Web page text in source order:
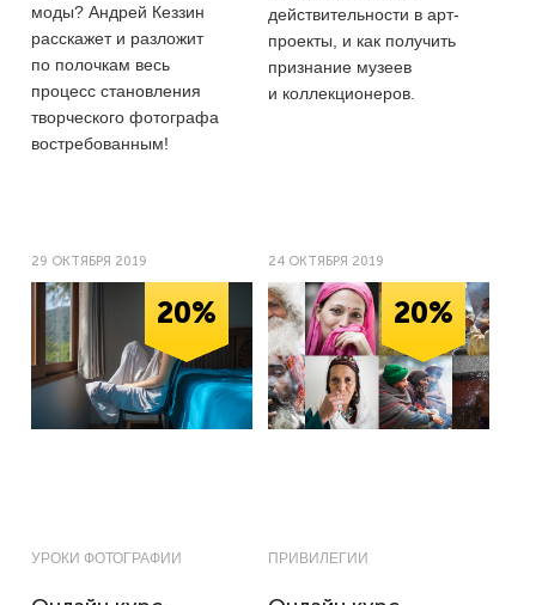
моды? Андрей Кеззин
расскажет и разложит
по полочкам весь
процесс становления
творческого фотографа
востребованным!
действительности в арт-
проекты, и как получить
признание музеев
и коллекционеров.
29 ОКТЯБРЯ 2019
20%
УРОКИ ФОТОГРАФИИ
24 ОКТЯБРЯ 2019
20%
ПРИВИЛЕГИИ